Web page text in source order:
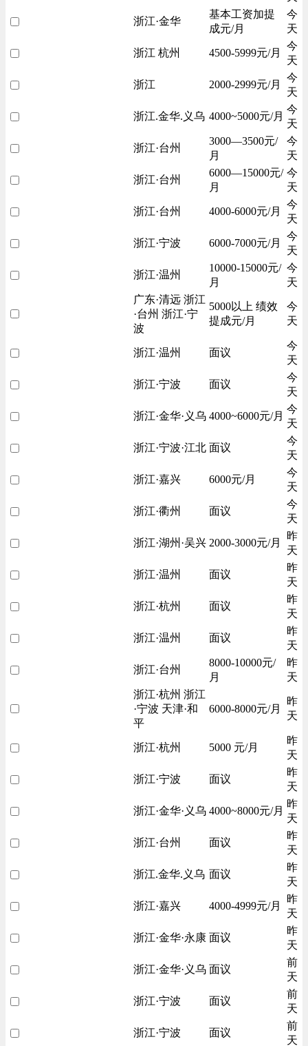
浙江·金华
基本工资加提
成元/月
今
天
浙江 杭州 4500-5999元/月
今
天
浙江 2000-2999元/月
今
天
浙江.金华.义乌 4000~5000元/月
今
天
浙江·台州
3000—3500元/
月
今
天
浙江·台州
6000—15000元/
月
今
天
浙江·台州 4000-6000元/月
今
天
浙江·宁波 6000-7000元/月
今
天
浙江·温州
10000-15000元/
月
今
天
广东·清远 浙江
·台州 浙江·宁
波
5000以上 绩效
提成元/月
今
天
浙江·温州 面议
今
天
浙江·宁波 面议
今
天
浙江·金华·义乌 4000~6000元/月
今
天
浙江·宁波·江北 面议
今
天
浙江·嘉兴 6000元/月
今
天
浙江·衢州 面议
今
天
浙江·湖州·吴兴 2000-3000元/月
昨
天
浙江·温州 面议
昨
天
浙江·杭州 面议
昨
天
浙江·温州 面议
昨
天
浙江·台州
8000-10000元/
月
昨
天
浙江·杭州 浙江
·宁波 天津·和
平
6000-8000元/月
昨
天
浙江·杭州 5000 元/月
昨
天
浙江·宁波 面议
昨
天
浙江·金华·义乌 4000~8000元/月
昨
天
浙江·台州 面议
昨
天
浙江.金华.义乌 面议
昨
天
浙江·嘉兴 4000-4999元/月
昨
天
浙江·金华·永康 面议
昨
天
浙江·金华·义乌 面议
前
天
浙江·宁波 面议
前
天
浙江·宁波 面议
前
天